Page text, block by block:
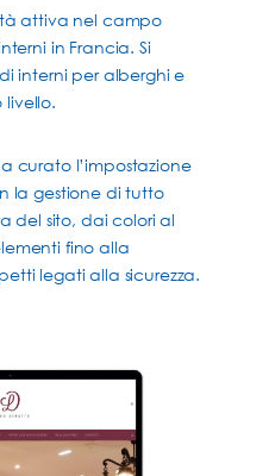
attiva nel campo
in Francia. Si
interni per alberghi e
livello.
curato l’impostazione
la gestione di tutto
del sito, dai colori al
fino alla
legati alla sicurezza.